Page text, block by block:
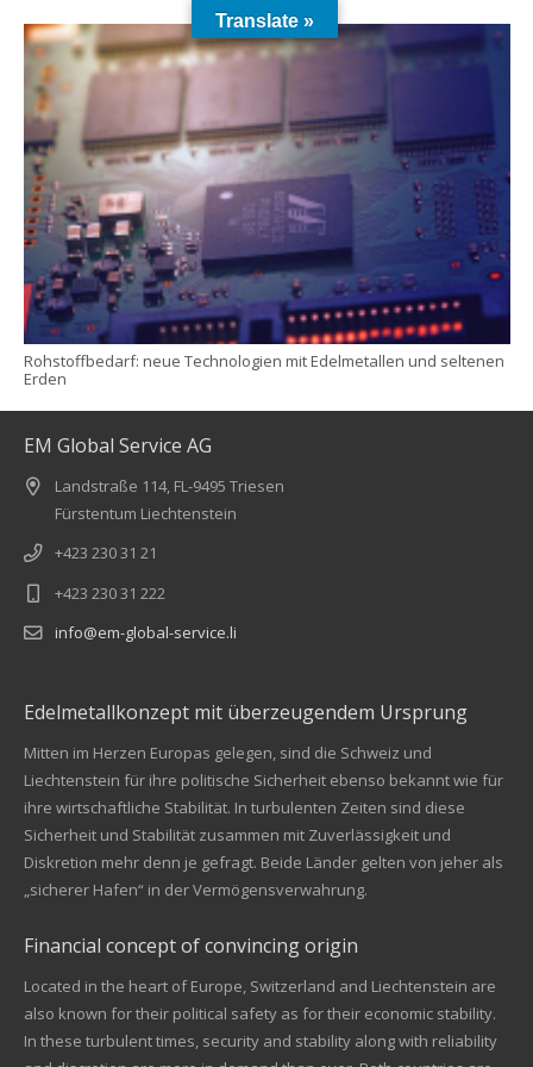
Rohstoffbedarf: neue Technologien mit Edelmetallen und seltenen
Erden
EM Global Service AG
Landstraße 114, FL-9495 Triesen
Fürstentum Liechtenstein
+423 230 31 21
+423 230 31 222
info@em-global-service.li
Edelmetallkonzept mit überzeugendem Ursprung
Mitten im Herzen Europas gelegen, sind die Schweiz und
Liechtenstein für ihre politische Sicherheit ebenso bekannt wie für
ihre wirtschaftliche Stabilität. In turbulenten Zeiten sind diese
Sicherheit und Stabilität zusammen mit Zuverlässigkeit und
Diskretion mehr denn je gefragt. Beide Länder gelten von jeher als
„sicherer Hafen“ in der Vermögensverwahrung.
Financial concept of convincing origin
Located in the heart of Europe, Switzerland and Liechtenstein are
also known for their political safety as for their economic stability.
In these turbulent times, security and stability along with reliability
Translate »
Kundenbewertungen und Erfahrungen zu